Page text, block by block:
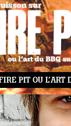
PIT OU L’ART